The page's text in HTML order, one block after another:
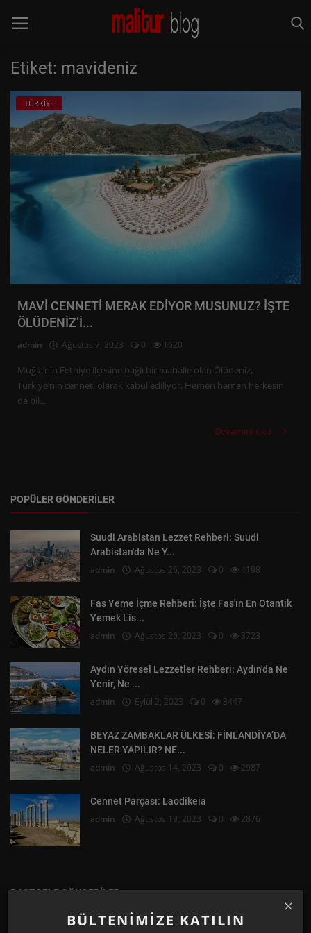
Anasayfa
Keşfet
MALİTUR
Rota Rehberleri
TÜRKİYE
YEME&İÇME
BÜLTENIMIZE KATILIN
Etiket: mavideniz
TÜRKİYE
MAVİ CENNETİ MERAK EDİYOR MUSUNUZ? İŞTE
ÖLÜDENİZ’İ...
admin Ağustos 7, 2023 0 1620
Muğla’nın Fethiye ilçesine bağlı bir mahalle olan Ölüdeniz,
Türkiye’nin cenneti olarak kabul ediliyor. Hemen hemen herkesin
de bil...
Devamını oku
POPÜLER GÖNDERILER
Suudi Arabistan Lezzet Rehberi: Suudi
Arabistan'da Ne Y...
admin Ağustos 26, 2023 0 4198
Fas Yeme İçme Rehberi: İşte Fas'ın En Otantik
Yemek Lis...
admin Ağustos 26, 2023 0 3723
Aydın Yöresel Lezzetler Rehberi: Aydın'da Ne
Yenir, Ne ...
admin Eylül 2, 2023 0 3447
BEYAZ ZAMBAKLAR ÜLKESİ: FİNLANDİYA’DA
NELER YAPILIR? NE...
admin Ağustos 14, 2023 0 2987
Cennet Parçası: Laodikeia
admin Ağustos 19, 2023 0 2876
RASTGELE GÖNDERILER